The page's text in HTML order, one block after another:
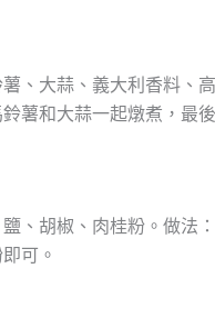
、大蒜、義大利香料、
薯和大蒜一起燉煮，最
、胡椒、肉桂粉。做法
可。